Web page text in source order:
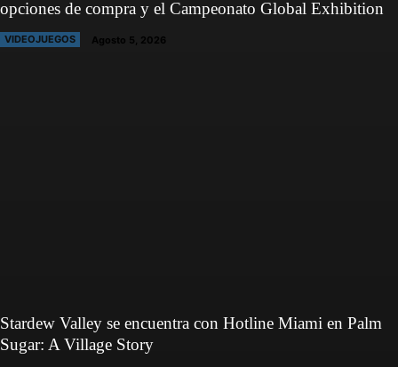
opciones de compra y el Campeonato Global Exhibition
VIDEOJUEGOS Agosto 5, 2026
Stardew Valley se encuentra con Hotline Miami en Palm
Sugar: A Village Story